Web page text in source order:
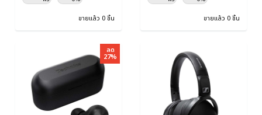
ขายแล้ว 0 ชิ้น ขายแล้ว 0 ชิ้น
ลด
27%